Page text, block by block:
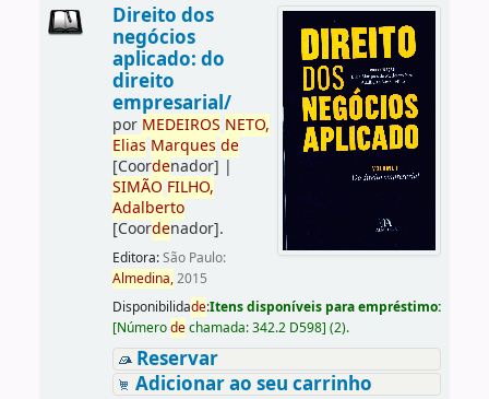
Direito dos
negócios
aplicado: do
direito
empresarial/
por MEDEIROS NETO,
Elias Marques de
[Coordenador] |
SIMÃO FILHO,
Adalberto
[Coordenador].
Editora:São Paulo:
Almedina,2015
Disponibilidade:Itens disponíveis para empréstimo:
[Númerodechamada:342.2 D598] (2).
Reservar
Adicionar ao seu carrinho